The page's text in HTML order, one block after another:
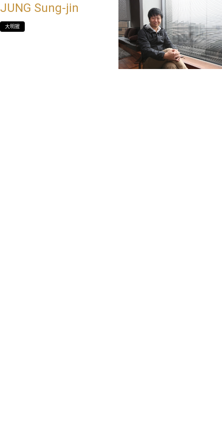
JUNG Sung-jin
大明猩